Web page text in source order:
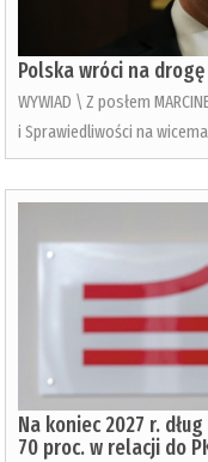
Polska wróci na
WYWIAD \ Z posłem
i Sprawiedliwości na
Na koniec 2027 r.
70 proc. w relacji do